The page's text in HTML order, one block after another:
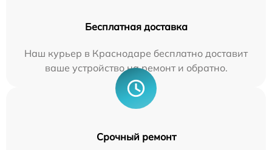
Бесплатная доставка
Наш курьер в Краснодаре бесплатно доставит
ваше устройство на ремонт и обратно.
Срочный ремонт